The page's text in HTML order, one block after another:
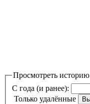
Просмотреть историю
С года (и ранее):
Только удалённые